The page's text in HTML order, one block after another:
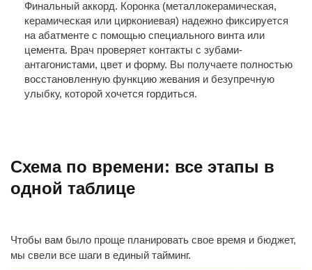
Финальный аккорд. Коронка (металлокерамическая,
керамическая или циркониевая) надежно фиксируется
на абатменте с помощью специального винта или
цемента. Врач проверяет контакты с зубами-
антагонистами, цвет и форму. Вы получаете полностью
восстановленную функцию жевания и безупречную
улыбку, которой хочется гордиться.
Схема по времени: все этапы в
одной таблице
Чтобы вам было проще планировать свое время и бюджет,
мы свели все шаги в единый тайминг.